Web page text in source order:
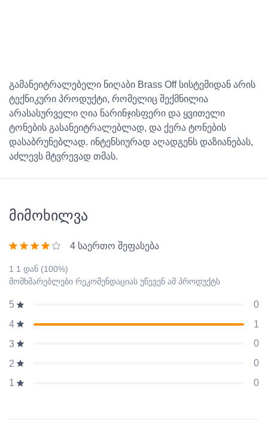
გამანეიტრალებელი ნიღაბი Brass Off სისტემიდან არის
ტექნიკური პროდუქტი, რომელიც შექმნილია
არასასურველი ღია ნარინჯისფერი და ყვითელი
ტონების გასანეიტრალებლად, და ქერა ტონების
დასაბრუნებლად. ინტენსიურად აღადგენს დაზიანებას,
აძლევს მტვრევად თმას.
მიმოხილვა
4 საერთო შეფასება
1 1 დან (100%)
მომხმარებლები რეკომენდაციას უწევენ ამ პროდუქტს
5
0
4
1
3
0
2
0
1
0